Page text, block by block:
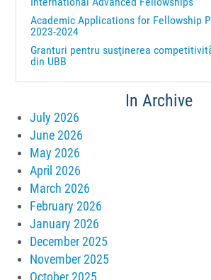
Academic Applications for Fellowship
2023-2024
Granturi pentru susţinerea
din UBB
In Archive
July 2026
June 2026
May 2026
April 2026
March 2026
February 2026
January 2026
December 2025
November 2025
October 2025